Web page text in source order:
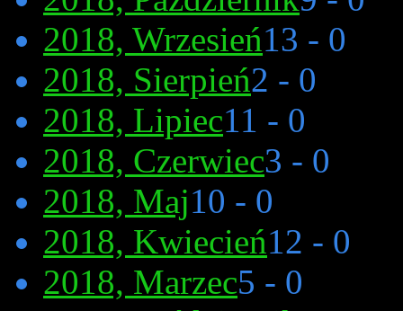
2018, Wrzesień13 - 0
2018, Sierpień2 - 0
2018, Lipiec11 - 0
2018, Czerwiec3 - 0
2018, Maj10 - 0
2018, Kwiecień12 - 0
2018, Marzec5 - 0